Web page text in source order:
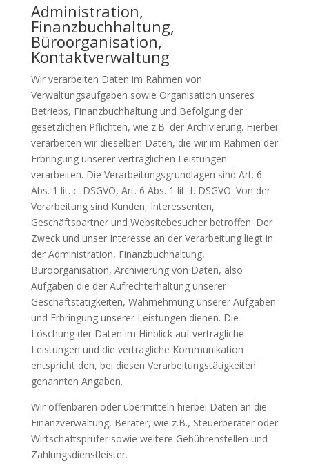
Administration,
Finanzbuchhaltung,
Büroorganisation,
Kontaktverwaltung
Wir verarbeiten Daten im Rahmen von
Verwaltungsaufgaben sowie Organisation unseres
Betriebs, Finanzbuchhaltung und Befolgung der
gesetzlichen Pflichten, wie z.B. der Archivierung. Hierbei
verarbeiten wir dieselben Daten, die wir im Rahmen der
Erbringung unserer vertraglichen Leistungen
verarbeiten. Die Verarbeitungsgrundlagen sind Art. 6
Abs. 1 lit. c. DSGVO, Art. 6 Abs. 1 lit. f. DSGVO. Von der
Verarbeitung sind Kunden, Interessenten,
Geschäftspartner und Websitebesucher betroffen. Der
Zweck und unser Interesse an der Verarbeitung liegt in
der Administration, Finanzbuchhaltung,
Büroorganisation, Archivierung von Daten, also
Aufgaben die der Aufrechterhaltung unserer
Geschäftstätigkeiten, Wahrnehmung unserer Aufgaben
und Erbringung unserer Leistungen dienen. Die
Löschung der Daten im Hinblick auf vertragliche
Leistungen und die vertragliche Kommunikation
entspricht den, bei diesen Verarbeitungstätigkeiten
genannten Angaben.
Wir offenbaren oder übermitteln hierbei Daten an die
Finanzverwaltung, Berater, wie z.B., Steuerberater oder
Wirtschaftsprüfer sowie weitere Gebührenstellen und
Zahlungsdienstleister.